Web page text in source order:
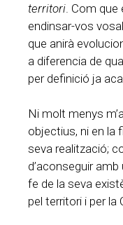
territori . Com
endinsar-vos
que anirà
a diferencia de
per definició ja
Ni molt menys
objectius, ni en la
seva realització;
d’aconseguir
fe de la seva
pel territori i per la